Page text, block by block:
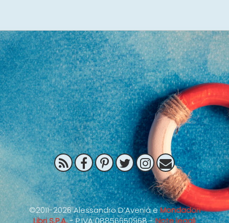
©2011-2026 Alessandro D’Avenia eMondadori
Libri S.P.A.- P.IVA 08856650968 -Note legali